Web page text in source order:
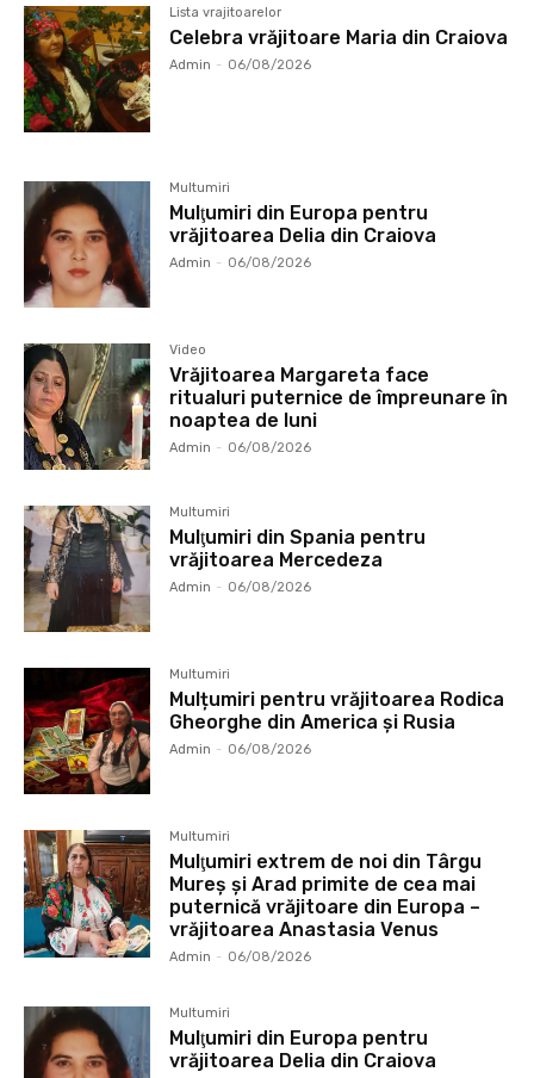
Lista vrajitoarelor
Celebra vrăjitoare Maria din Craiova
Admin - 06/08/2026
Multumiri
Mulţumiri din Europa pentru
vrăjitoarea Delia din Craiova
Admin - 06/08/2026
Video
Vrăjitoarea Margareta face
ritualuri puternice de împreunare în
noaptea de luni
Admin - 06/08/2026
Multumiri
Mulţumiri din Spania pentru
vrăjitoarea Mercedeza
Admin - 06/08/2026
Multumiri
Mulțumiri pentru vrăjitoarea Rodica
Gheorghe din America și Rusia
Admin - 06/08/2026
Multumiri
Mulţumiri extrem de noi din Târgu
Mureș și Arad primite de cea mai
puternică vrăjitoare din Europa –
vrăjitoarea Anastasia Venus
Admin - 06/08/2026
Multumiri
Mulţumiri din Europa pentru
vrăjitoarea Delia din Craiova